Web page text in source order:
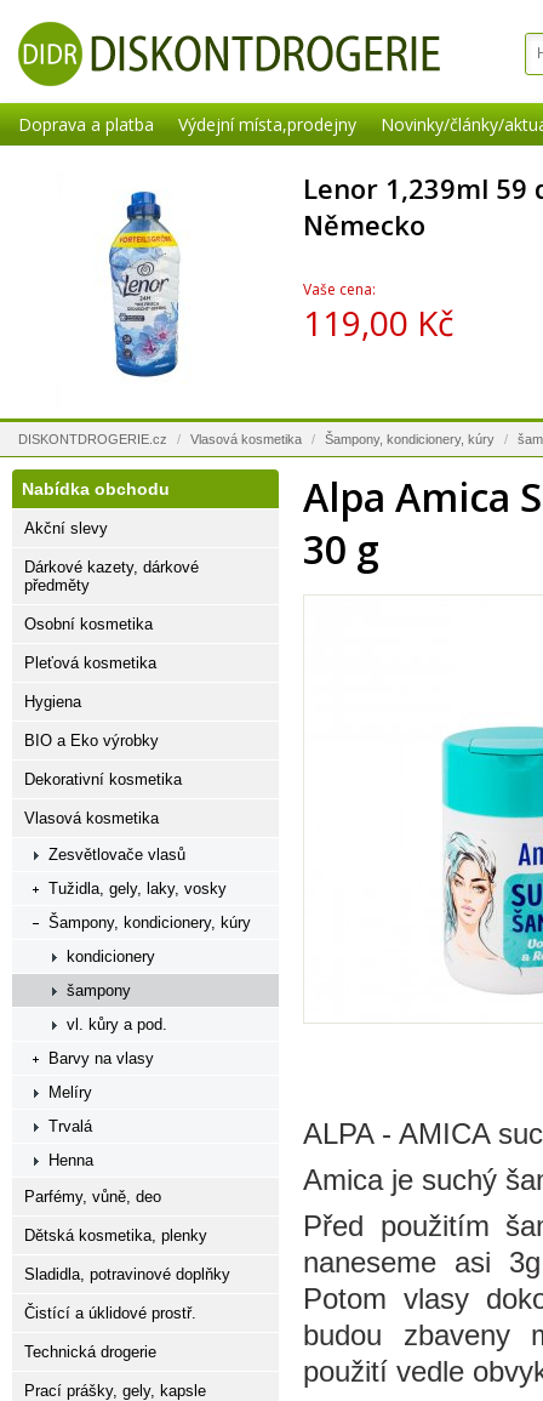
Doprava a platba Výdejní místa,prodejny Novinky/články/
Lenor 1,239ml
Německo
Vaše cena:
119,00 Kč
DISKONTDROGERIE.cz / Vlasová kosmetika / Šampony, kondicionery, kúry /
Alpa Amica
30 g
ALPA - AMICA
Amica je suchý
Před použitím
naneseme asi
Potom vlasy
budou zbaveny
použití vedle
Nabídka obchodu
Akční slevy
Dárkové kazety, dárkové
předměty
Osobní kosmetika
Pleťová kosmetika
Hygiena
BIO a Eko výrobky
Dekorativní kosmetika
Vlasová kosmetika
Zesvětlovače vlasů
Tužidla, gely, laky, vosky
Šampony, kondicionery, kúry
kondicionery
šampony
vl. kůry a pod.
Barvy na vlasy
Melíry
Trvalá
Henna
Parfémy, vůně, deo
Dětská kosmetika, plenky
Sladidla, potravinové doplňky
Čistící a úklidové prostř.
Technická drogerie
Prací prášky, gely, kapsle